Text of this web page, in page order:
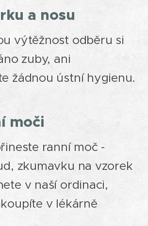
a nosu
výtěžnost odběru si
zuby, ani
žádnou ústní hygienu.
moči
ranní moč -
zkumavku na vzorek
v naší ordinaci,
v lékárně